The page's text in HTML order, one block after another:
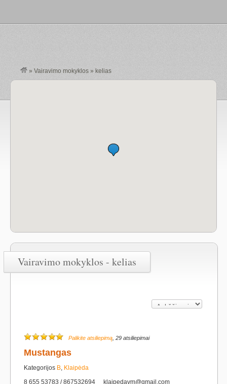
» Vairavimo mokyklos » kelias
Vairavimo mokyklos - kelias
Palikite atsiliepimą , 29 atsiliepimai
Mustangas
Kategorijos B, Klaipėda
8 655 53783 / 867532694
klaipedavm@gmail.com